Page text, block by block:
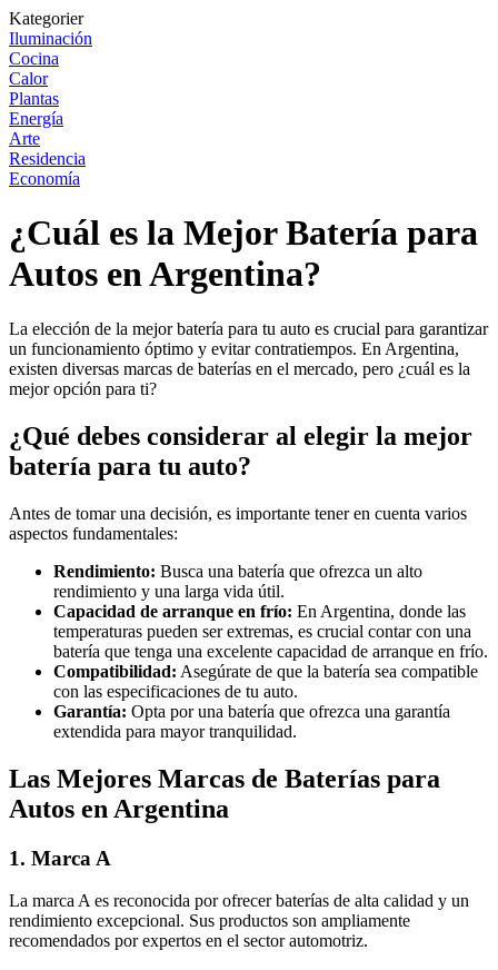
Kategorier
Iluminación
Cocina
Calor
Plantas
Energía
Arte
Residencia
Economía
¿Cuál es la Mejor Batería para
Autos en Argentina?
La elección de la mejor batería para tu auto es crucial para garantizar
un funcionamiento óptimo y evitar contratiempos. En Argentina,
existen diversas marcas de baterías en el mercado, pero ¿cuál es la
mejor opción para ti?
¿Qué debes considerar al elegir la mejor
batería para tu auto?
Antes de tomar una decisión, es importante tener en cuenta varios
aspectos fundamentales:
Rendimiento: Busca una batería que ofrezca un alto
rendimiento y una larga vida útil.
Capacidad de arranque en frío: En Argentina, donde las
temperaturas pueden ser extremas, es crucial contar con una
batería que tenga una excelente capacidad de arranque en frío.
Compatibilidad: Asegúrate de que la batería sea compatible
con las especificaciones de tu auto.
Garantía: Opta por una batería que ofrezca una garantía
extendida para mayor tranquilidad.
Las Mejores Marcas de Baterías para
Autos en Argentina
1. Marca A
La marca A es reconocida por ofrecer baterías de alta calidad y un
rendimiento excepcional. Sus productos son ampliamente
recomendados por expertos en el sector automotriz.